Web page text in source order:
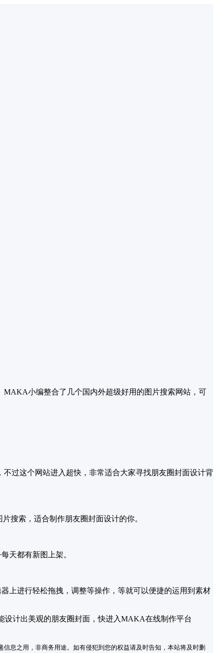
小编整合了几个国内外超级好用的图片搜索网站，可
过这个网站进入超快，非常适合大家寻找朋友圈封面设计背
搜索，适合制作朋友圈封面设计的你。
天都有新图上架。
上进行轻松拖拽，调整等操作，等就可以便捷的运用到素材
计出美观的朋友圈封面，快进入MAKA在线制作平台
息之用，非商务用途。如有侵犯到您的权益请及时告知，本站将及时删